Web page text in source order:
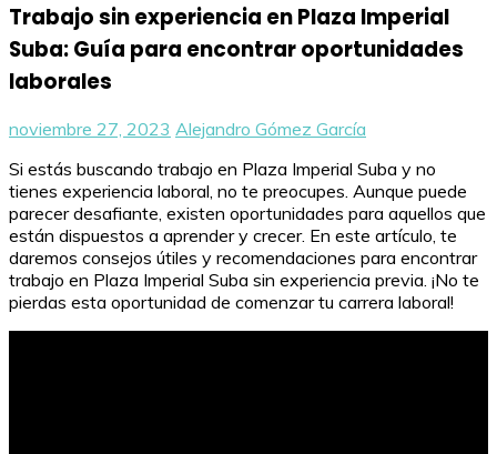
Trabajo sin experiencia en Plaza Imperial
Suba: Guía para encontrar oportunidades
laborales
noviembre 27, 2023 Alejandro Gómez García
Si estás buscando trabajo en Plaza Imperial Suba y no
tienes experiencia laboral, no te preocupes. Aunque puede
parecer desafiante, existen oportunidades para aquellos que
están dispuestos a aprender y crecer. En este artículo, te
daremos consejos útiles y recomendaciones para encontrar
trabajo en Plaza Imperial Suba sin experiencia previa. ¡No te
pierdas esta oportunidad de comenzar tu carrera laboral!